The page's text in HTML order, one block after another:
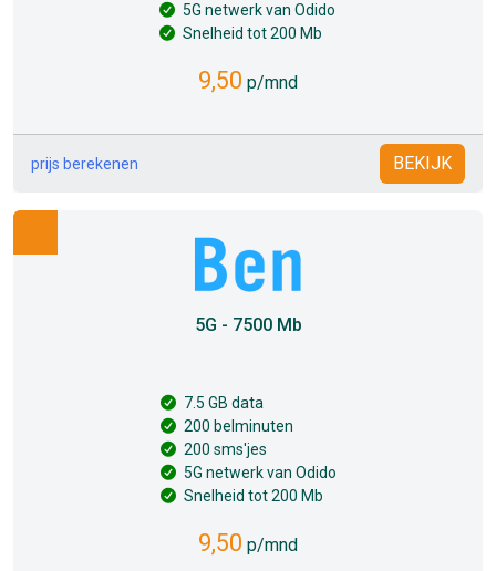
5G netwerk van Odido
Snelheid tot 200 Mb
9,50 p/mnd
prijs berekenen BEKIJK
5G - 7500 Mb
7.5 GB data
200 belminuten
200 sms'jes
5G netwerk van Odido
Snelheid tot 200 Mb
9,50 p/mnd